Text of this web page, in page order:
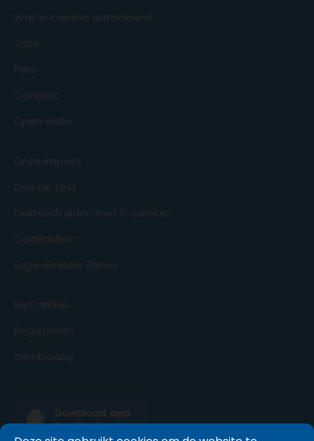
Wat is cambio autodelen?
Jobs
Pers
Contact
Open data
Onze impact
Doe de test
Elektrisch rijden met E-cambio
Cadeaubon
Lage-Emissie Zones
MyCambio
Registreren
cambioApp